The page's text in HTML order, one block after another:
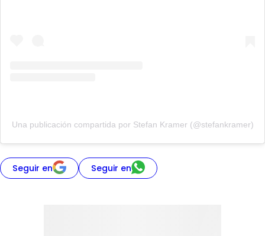
Una publicación compartida por Stefan Kramer (@stefankramer)
Seguir en Seguir en